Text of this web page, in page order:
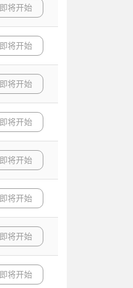
即将开始
即将开始
即将开始
即将开始
即将开始
即将开始
即将开始
即将开始